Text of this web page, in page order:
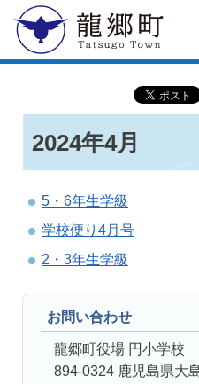
龍郷町
2024年4月
5・6年生学級
学校便り4月号
2・3年生学級
お問い合わせ
龍郷町役場 円小学校
894-0324 鹿児島県大